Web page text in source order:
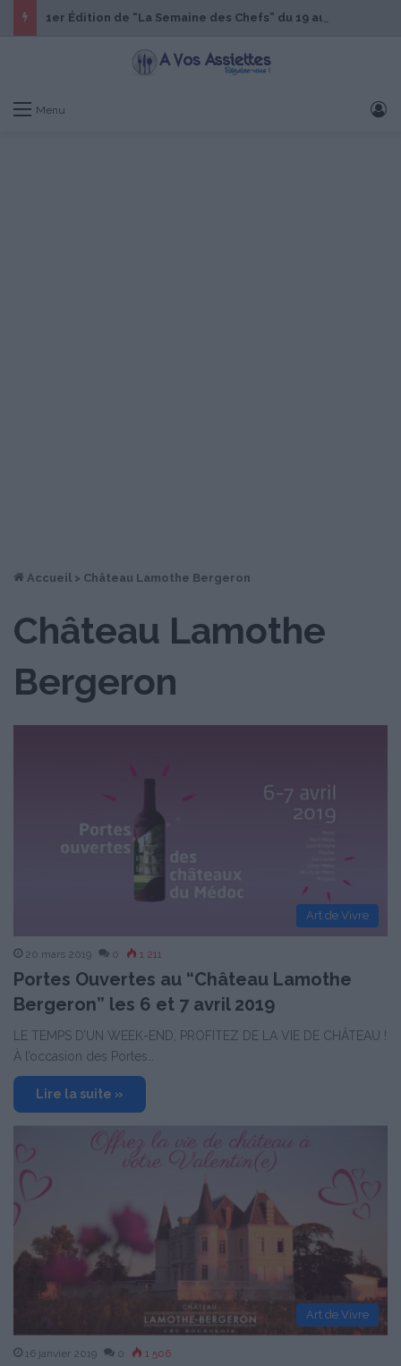
Menu
Accueil > Château Lamothe Bergeron
Château Lamothe
Bergeron
Art de Vivre
20 mars 2019 0 1 211
Portes Ouvertes au “Château Lamothe
Bergeron” les 6 et 7 avril 2019
LE TEMPS D’UN WEEK-END, PROFITEZ DE LA VIE DE CHÂTEAU !
À l’occasion des Portes…
Lire la suite »
Art de Vivre
16 janvier 2019 0 1 506